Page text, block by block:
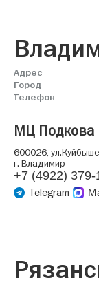
Адрес
Город
Телефон
МЦ Подкова
600026,
г. Владимир
+7 (4922) 379-
Telegram